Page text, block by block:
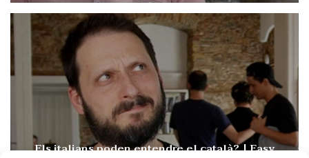
Els italians poden entendre el català? | Easy